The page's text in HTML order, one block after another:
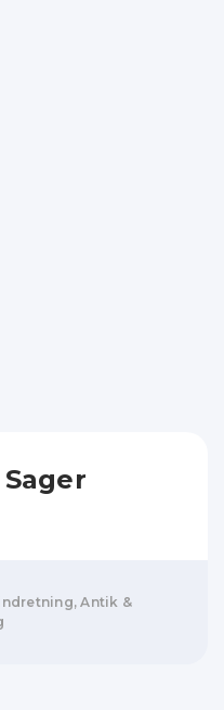
Antik &